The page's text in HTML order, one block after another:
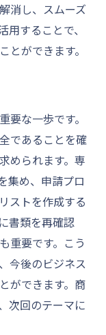
消し、スムーズ
することで、
とができます。
要な一歩です。
であることを確
められます。専
集め、申請プロ
ストを作成する
書類を再確認
重要です。こう
今後のビジネス
ができます。商
次回のテーマに